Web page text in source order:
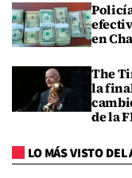
en
The
la
de la
LO MÁS VISTO DEL